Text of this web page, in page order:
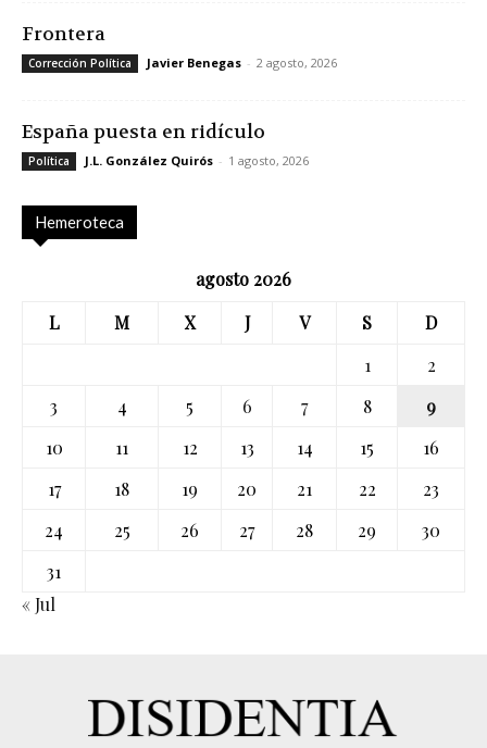
Frontera
Corrección Política Javier Benegas - 2 agosto, 2026
España puesta en ridículo
Política J.L. González Quirós - 1 agosto, 2026
Hemeroteca
agosto 2026
L
M X J V S
D
1
2
3
4 5 6 7 8
9
10
11 12 13 14 15
16
17
18 19 20 21 22
23
24
25 26 27 28 29
30
31
« Jul